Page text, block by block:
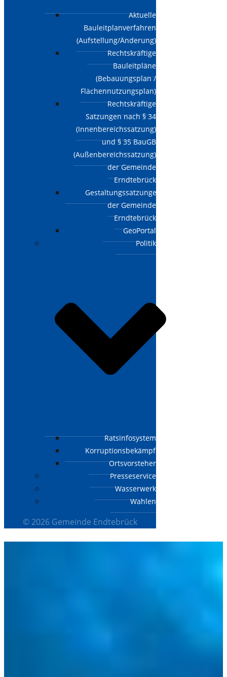
Aktuelle
Bauleitplanverfahren
(Aufstellung/Änderung)
Rechtskräftige
Bauleitpläne
(Bebauungsplan /
Flächennutzungsplan)
Rechtskräftige
Satzungen nach § 34
(Innenbereichssatzung)
und § 35 BauGB
(Außenbereichssatzung)
der Gemeinde
Erndtebrück
Gestaltungssatzungen
der Gemeinde
Erndtebrück
GeoPortal
Politik
Ratsinfosystem
Korruptionsbekämpfungsgesetz
Ortsvorsteher
Presseservice
Wasserwerk
Wahlen
© 2026 Gemeinde Endtebrück